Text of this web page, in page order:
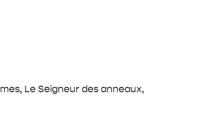
Le Seigneur des anneaux,